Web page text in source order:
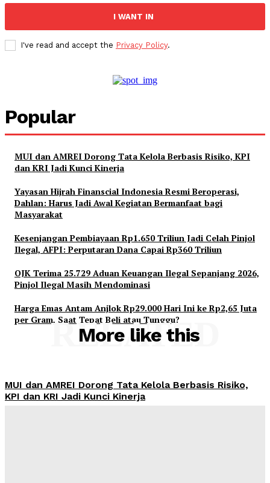
I WANT IN
I've read and accept the Privacy Policy.
Popular
MUI dan AMREI Dorong Tata Kelola Berbasis Risiko, KPI
dan KRI Jadi Kunci Kinerja
Yayasan Hijrah Finanscial Indonesia Resmi Beroperasi,
Dahlan: Harus Jadi Awal Kegiatan Bermanfaat bagi
Masyarakat
Kesenjangan Pembiayaan Rp1.650 Triliun Jadi Celah Pinjol
Ilegal, AFPI: Perputaran Dana Capai Rp360 Triliun
OJK Terima 25.729 Aduan Keuangan Ilegal Sepanjang 2026,
Pinjol Ilegal Masih Mendominasi
Harga Emas Antam Anjlok Rp29.000 Hari Ini ke Rp2,65 Juta
per Gram, Saat Tepat Beli atau Tunggu?
More like this
RELATED
MUI dan AMREI Dorong Tata Kelola Berbasis Risiko,
KPI dan KRI Jadi Kunci Kinerja